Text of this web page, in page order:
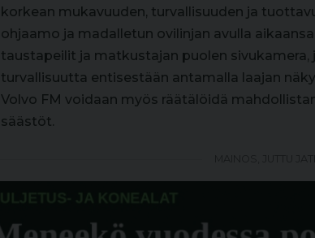
korkean mukavuuden, turvallisuuden ja
ohjaamo ja madalletun ovilinjan avulla
taustapeilit ja matkustajan puolen sivukamera,
turvallisuutta entisestään antamalla laajan
Volvo FM voidaan myös räätälöidä
säästöt.